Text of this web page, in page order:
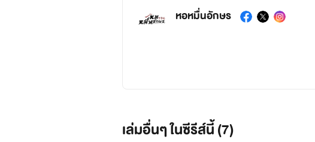
หอหมื่นอักษร
เล่มอื่นๆ ในซีรีส์นี้ (7)